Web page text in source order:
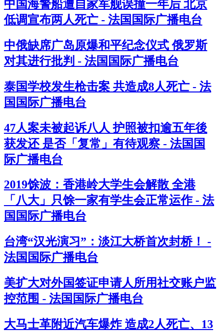
中国海警船遭自家军舰误撞一年后 北京
低调宣布两人死亡 - 法国国际广播电台
中俄缺席广岛原爆和平纪念仪式 俄罗斯
对其进行批判 - 法国国际广播电台
泰国学校发生枪击案 共造成8人死亡 - 法
国国际广播电台
47人案未被起诉八人 护照被扣逾五年後
获发还 是否「复常」有待观察 - 法国国
际广播电台
2019馀波：香港岭大学生会解散 全港
「八大」只馀一家有学生会正常运作 - 法
国国际广播电台
台湾“汉光演习”：淡江大桥首次封桥！ -
法国国际广播电台
美扩大对外国签证申请人所用社交账户监
控范围 - 法国国际广播电台
大马士革附近汽车爆炸 造成2人死亡、13